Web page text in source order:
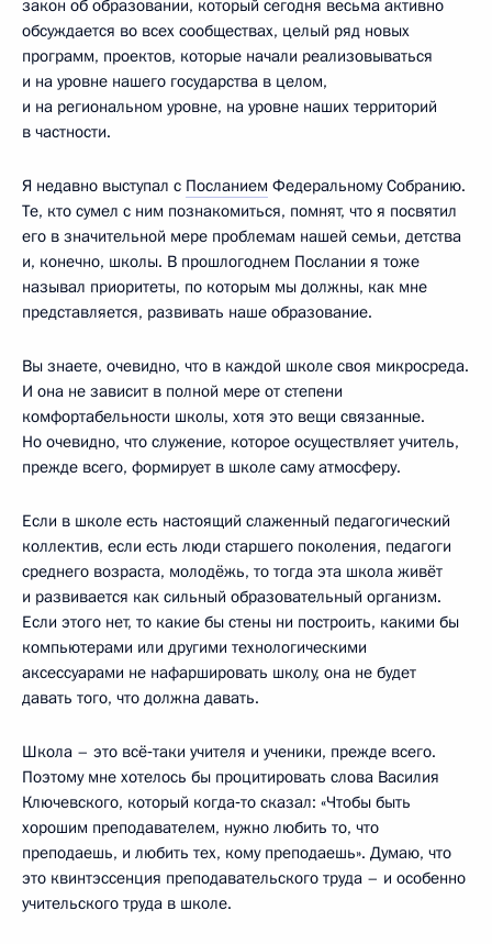
закон об образовании, который сегодня весьма активно
обсуждается во всех сообществах, целый ряд новых
программ, проектов, которые начали реализовываться
и на уровне нашего государства в целом,
и на региональном уровне, на уровне наших территорий
в частности.
Я недавно выступал с Посланием Федеральному Собранию.
Те, кто сумел с ним познакомиться, помнят, что я посвятил
его в значительной мере проблемам нашей семьи, детства
и, конечно, школы. В прошлогоднем Послании я тоже
называл приоритеты, по которым мы должны, как мне
представляется, развивать наше образование.
Вы знаете, очевидно, что в каждой школе своя микросреда.
И она не зависит в полной мере от степени
комфортабельности школы, хотя это вещи связанные.
Но очевидно, что служение, которое осуществляет учитель,
прежде всего, формирует в школе саму атмосферу.
Если в школе есть настоящий слаженный педагогический
коллектив, если есть люди старшего поколения, педагоги
среднего возраста, молодёжь, то тогда эта школа живёт
и развивается как сильный образовательный организм.
Если этого нет, то какие бы стены ни построить, какими бы
компьютерами или другими технологическими
аксессуарами не нафаршировать школу, она не будет
давать того, что должна давать.
Школа – это всё‑таки учителя и ученики, прежде всего.
Поэтому мне хотелось бы процитировать слова Василия
Ключевского, который когда‑то сказал: «Чтобы быть
хорошим преподавателем, нужно любить то, что
преподаешь, и любить тех, кому преподаешь». Думаю, что
это квинтэссенция преподавательского труда – и особенно
учительского труда в школе.